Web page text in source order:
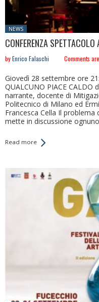
Posted
in:
NEWS
CONFERENZA
byEnrico Falaschi Comments
Giovedì 28 settembre ore
QUALCUNO PIACE CALDO
narrante, docente di
Politecnico di Milano ed
Francesca Cella Il
mette in discussione
Read more